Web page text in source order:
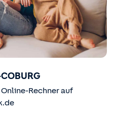
Rechner auf